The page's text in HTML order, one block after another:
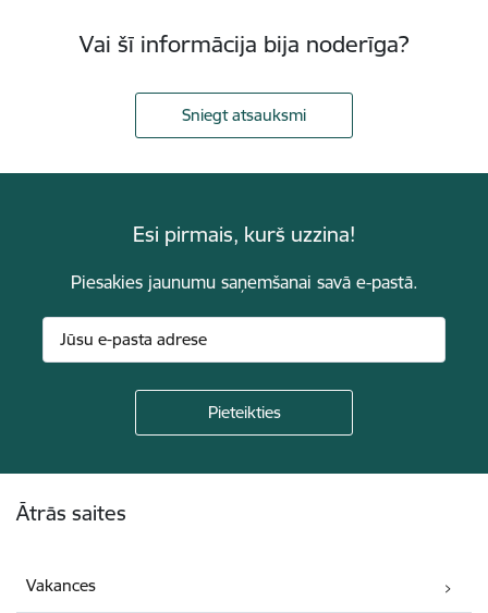
Vai šī informācija bija noderīga?
Sniegt atsauksmi
Esi pirmais, kurš uzzina!
Piesakies jaunumu saņemšanai savā e-pastā.
Ātrās saites
Vakances